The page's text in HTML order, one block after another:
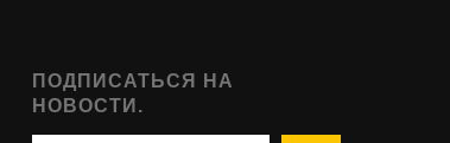
ПОДПИСАТЬСЯ НА
НОВОСТИ.